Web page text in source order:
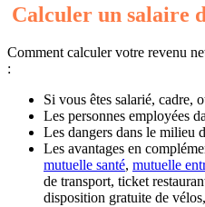
Calculer un salaire
Comment calculer votre revenu
:
Si vous êtes salarié, cadre,
Les personnes employées
Les dangers dans le milieu
Les avantages en
mutuelle santé, mutuelle
de transport, ticket
disposition gratuite de